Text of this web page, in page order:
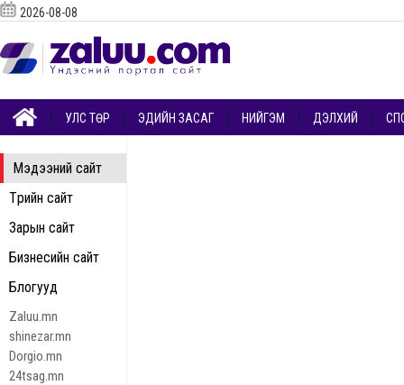
Мэдээний сайт
Төрийн сайт
Зарын сайт
Бизнесийн сайт
Блогууд
Zaluu.mn
shinezar.mn
Dorgio.mn
24tsag.mn
2026-08-08
УЛС ТӨР ЭДИЙН ЗАСАГ НИЙГЭМ ДЭЛХИЙ